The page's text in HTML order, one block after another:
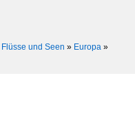
Flüsse und Seen » Europa »